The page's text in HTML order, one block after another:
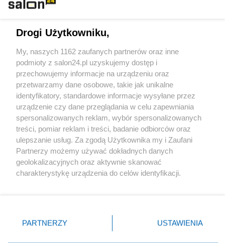
Sport
Społeczeństwo
Kultura
X Facebook Instagram Youtube
Drogi Użytkowniku,
My, naszych 1162 zaufanych partnerów oraz inne
podmioty z salon24.pl uzyskujemy dostęp i
przechowujemy informacje na urządzeniu oraz
przetwarzamy dane osobowe, takie jak unikalne
identyfikatory, standardowe informacje wysyłane przez
urządzenie czy dane przeglądania w celu zapewniania
spersonalizowanych reklam, wybór spersonalizowanych
treści, pomiar reklam i treści, badanie odbiorców oraz
ulepszanie usług. Za zgodą Użytkownika my i Zaufani
Partnerzy możemy używać dokładnych danych
geolokalizacyjnych oraz aktywnie skanować
charakterystykę urządzenia do celów identyfikacji.
zmienić/wycofać klikając przycisk ustawień prywatności
znajdujący się w lewym dolnym rogu strony
rodzaje przetwarzania danych nie wymagają zgody
PARTNERZY USTAWIENIA